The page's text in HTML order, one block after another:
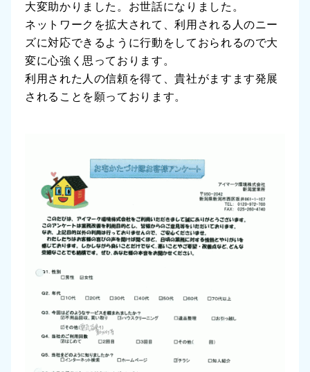
大変助かりました。お世話になりました。
ネットワークを拡大されて、利用される人のニー
ズに対応できるように行動をしておられるので大
変に心強く思っております。
利用された人の信頼を得て、貴社がますます発展
されることを願っております。